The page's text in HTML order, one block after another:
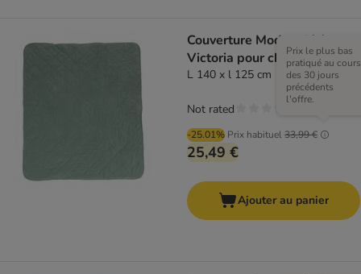
Couverture Modern Living
Victoria pour chien
L 140 x l 125 cm
-25.01% Prix habituel33,99 €
Prix le plus bas
pratiqué au cours
des 30 jours
précédents
l'offre.
25,49 €
Not rated
Ajouter au panier